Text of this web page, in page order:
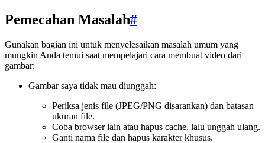
Pemecahan Masalah#
Gunakan bagian ini untuk menyelesaikan masalah umum yang
mungkin Anda temui saat mempelajari cara membuat video dari
gambar:
Gambar saya tidak mau diunggah:
Periksa jenis file (JPEG/PNG disarankan) dan batasan
ukuran file.
Coba browser lain atau hapus cache, lalu unggah ulang.
Ganti nama file dan hapus karakter khusus.